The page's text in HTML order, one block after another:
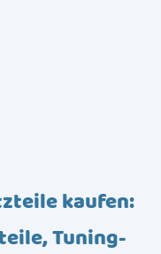
kaufen:
Tuning-